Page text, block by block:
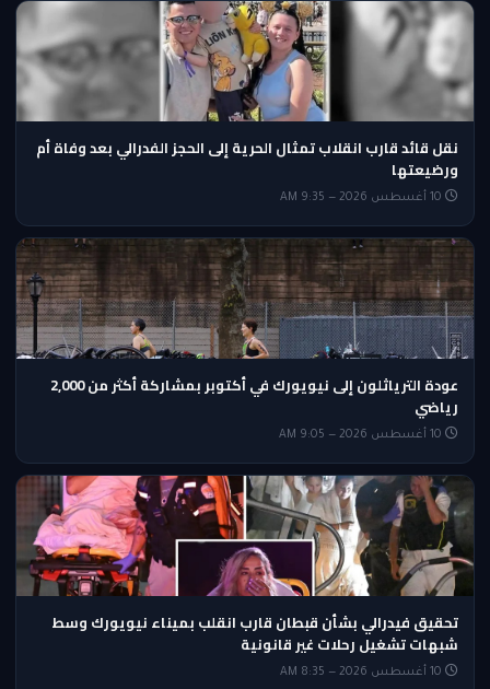
نقل قائد قارب انقلاب تمثال الحرية إلى الحجز الفدرالي بعد وفاة أم
ورضيعتها
عودة الترياثلون إلى نيويورك في أكتوبر بمشاركة أكثر من 2,000
رياضي
تحقيق فيدرالي بشأن قبطان قارب انقلب بميناء نيويورك وسط
شبهات تشغيل رحلات غير قانونية